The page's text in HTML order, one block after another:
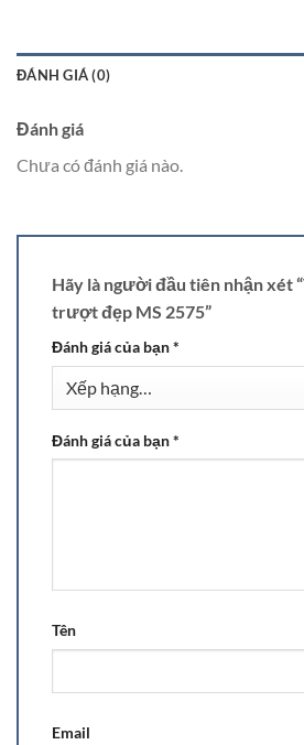
ĐÁNH GIÁ (0)
Đánh giá
Chưa có đánh giá nào.
Hãy là người đầu tiên nhận xét
trượt đẹp MS 2575”
Đánh giá của bạn*
Đánh giá của bạn*
Tên
Email